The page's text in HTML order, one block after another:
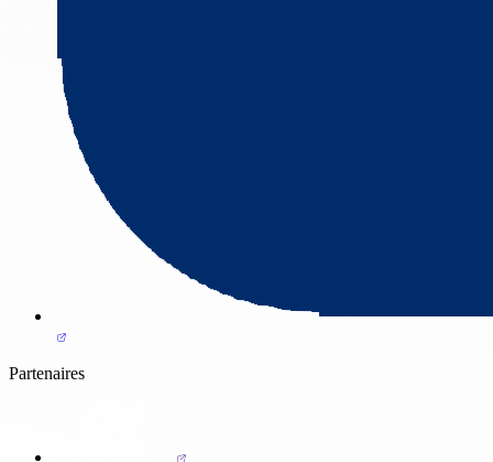
Partenaires